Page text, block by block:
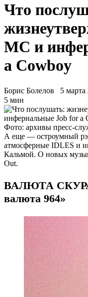
Что
МС и
a Cowboy
Борис Болелов
5 марта
5 мин
Фото: архивы пресс-
А еще — остроумный
атмосферные IDLES и
Кальмой. О новых
Out.
ВАЛЮТА
валюта 964»